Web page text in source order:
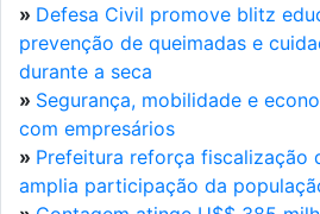
» Defesa Civil promove blitz
prevenção de queimadas e
durante a seca
» Segurança, mobilidade e
com empresários
» Prefeitura reforça fiscalização
amplia participação da